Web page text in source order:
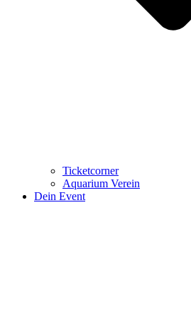
Ticketcorner
Aquarium Verein
Dein Event